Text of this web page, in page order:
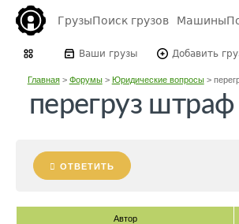
ГрузыПоиск грузов Машины
Ваши грузы Добавить
Главная> Форумы> Юридические вопросы>
перегруз
ОТВЕТИТЬ
Автор